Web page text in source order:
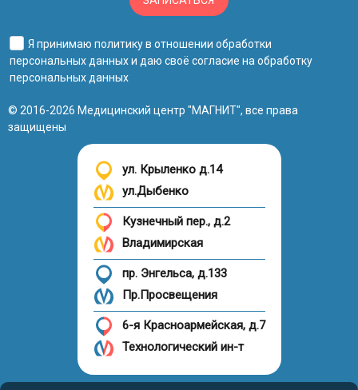
Я принимаю политику в отношении обработки
персональных данныхи даю своё согласие на обработку
персональных данных
© 2016-2026 Медицинский центр "МАГНИТ", все права
защищены
ул. Крыленко д.14
ул.Дыбенко
Кузнечный пер., д.2
Владимирская
пр. Энгельса, д.133
Пр.Просвещения
6-я Красноармейская, д.7
Технологический ин-т